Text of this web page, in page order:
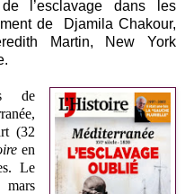
l’esclavage dans les
de Djamila Chakour,
Martin, New York
de
(32
en
Le
mars